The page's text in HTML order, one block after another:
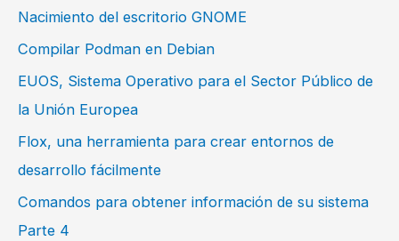
Nacimiento del escritorio GNOME
Compilar Podman en Debian
EUOS, Sistema Operativo para el Sector Público de
la Unión Europea
Flox, una herramienta para crear entornos de
desarrollo fácilmente
Comandos para obtener información de su sistema
Parte 4